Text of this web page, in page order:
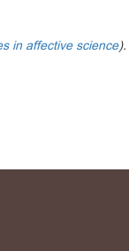
in affective science).